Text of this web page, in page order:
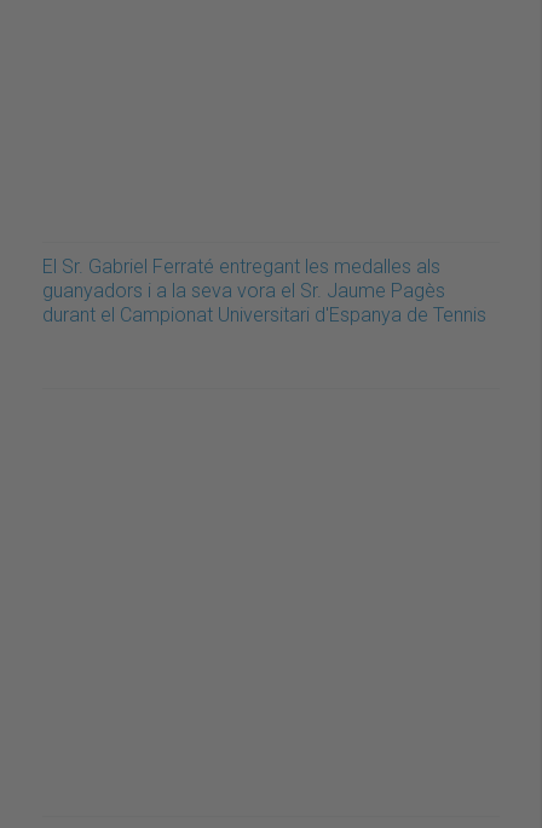
El Sr. Gabriel Ferraté entregant les medalles als
guanyadors i a la seva vora el Sr. Jaume Pagès
durant el Campionat Universitari d'Espanya de Tennis